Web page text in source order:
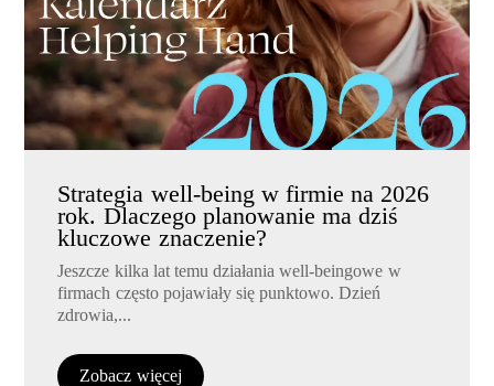
Strategia well-being w firmie na 2026
rok. Dlaczego planowanie ma dziś
kluczowe znaczenie?
Jeszcze kilka lat temu działania well-beingowe w
firmach często pojawiały się punktowo. Dzień
zdrowia,...
Zobacz więcej